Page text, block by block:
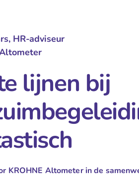
HR-adviseur
lijnen bij
KROHNE Altometer in de